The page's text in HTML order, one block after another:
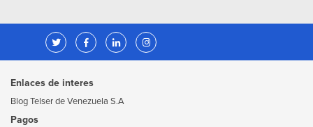
Enlaces de interes
Blog Telser de Venezuela S.A
Pagos